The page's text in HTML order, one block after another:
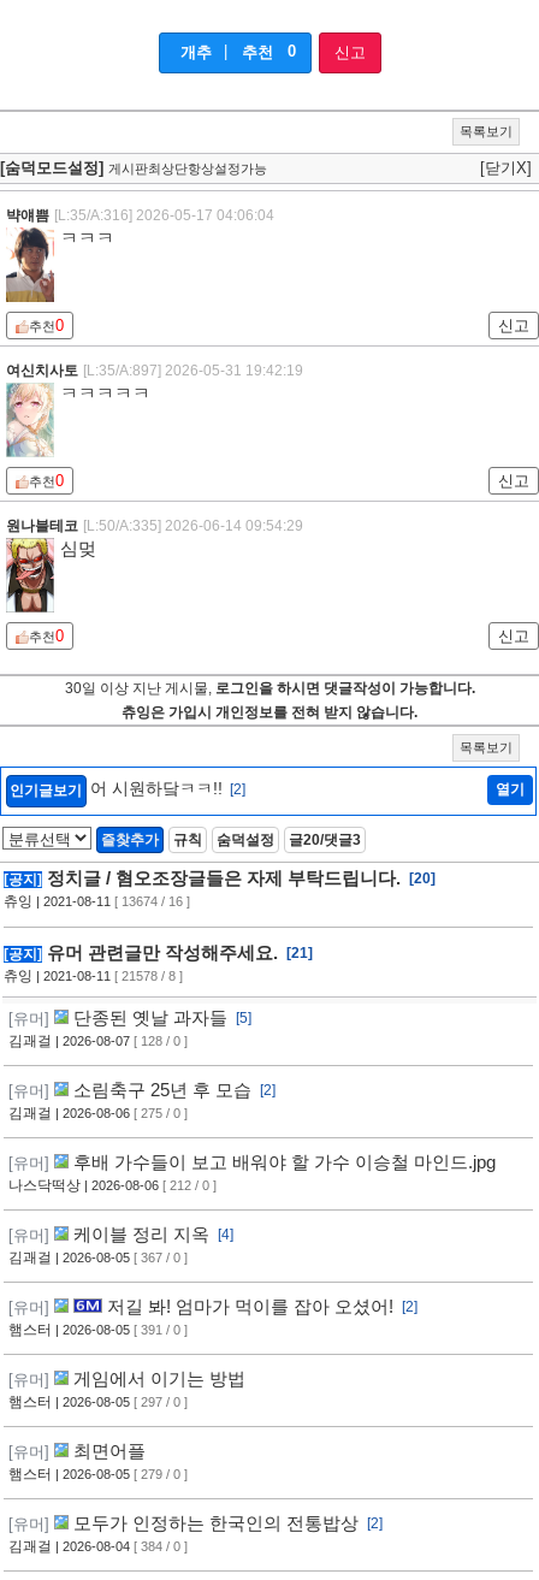
개추 | 추천 0 신고
목록보기
[숨덕모드설정] 게시판최상단항상설정가능 [닫기X]
뱍얘쁨 [L:35/A:316] 2026-05-17 04:06:04
ㅋㅋㅋ
추천0 신고
여신치사토 [L:35/A:897] 2026-05-31 19:42:19
ㅋㅋㅋㅋㅋ
추천0 신고
원나블테코 [L:50/A:335] 2026-06-14 09:54:29
심멎
추천0 신고
30일 이상 지난 게시물,
로그인을 하시면 댓글작성이 가능합니다.
츄잉은 가입시 개인정보를 전혀 받지 않습니다.
목록보기
인기글보기 어 시원하닼ㅋㅋ!! [2] 열기
즐찾추가 규칙 숨덕설정 글20/댓글3
[공지] 정치글 / 혐오조장글들은 자제 부탁드립니다. [20]
츄잉 | 2021-08-11 [ 13674 / 16 ]
[공지] 유머 관련글만 작성해주세요. [21]
츄잉 | 2021-08-11 [ 21578 / 8 ]
[유머] 단종된 옛날 과자들 [5]
김괘걸 | 2026-08-07 [ 128 / 0 ]
[유머] 소림축구 25년 후 모습 [2]
김괘걸 | 2026-08-06 [ 275 / 0 ]
[유머] 후배 가수들이 보고 배워야 할 가수 이승철 마인드.jpg
나스닥떡상 | 2026-08-06 [ 212 / 0 ]
[유머] 케이블 정리 지옥 [4]
김괘걸 | 2026-08-05 [ 367 / 0 ]
[유머] 저길 봐! 엄마가 먹이를 잡아 오셨어! [2]
햄스터 | 2026-08-05 [ 391 / 0 ]
[유머] 게임에서 이기는 방법
햄스터 | 2026-08-05 [ 297 / 0 ]
[유머] 최면어플
햄스터 | 2026-08-05 [ 279 / 0 ]
[유머] 모두가 인정하는 한국인의 전통밥상 [2]
김괘걸 | 2026-08-04 [ 384 / 0 ]